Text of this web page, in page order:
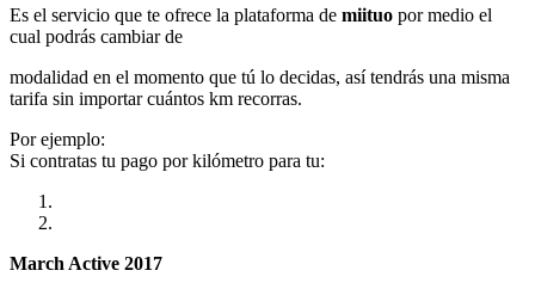
Es el servicio que te ofrece la plataforma de miituo por medio el
cual podrás cambiar de
modalidad en el momento que tú lo decidas, así tendrás una misma
tarifa sin importar cuántos km recorras.
Por ejemplo:
Si contratas tu pago por kilómetro para tu:
March Active 2017